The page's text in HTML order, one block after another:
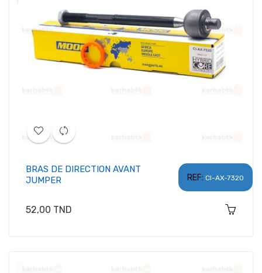
REF: CI-AX-7320
BRAS DE DIRECTION AVANT
JUMPER
Prix
52,00 TND